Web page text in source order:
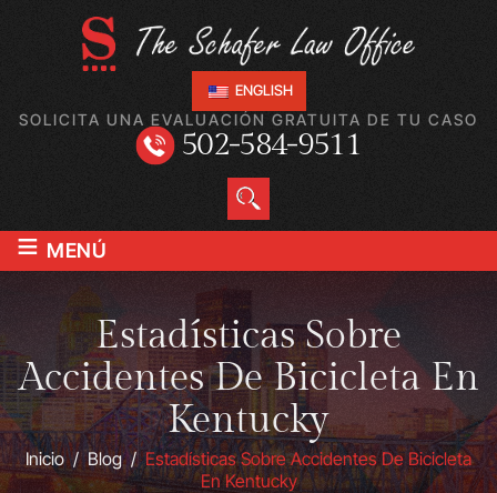
ENGLISH
SOLICITA UNA EVALUACIÓN GRATUITA DE TU CASO
502-584-9511
≡ MENÚ
Estadísticas Sobre
Accidentes De Bicicleta En
Kentucky
Inicio/Blog/Estadísticas Sobre Accidentes De Bicicleta
En Kentucky